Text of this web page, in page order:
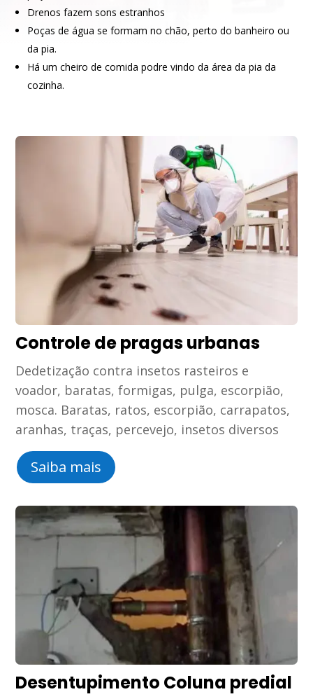
Drenos fazem sons estranhos
Poças de água se formam no chão, perto do banheiro ou
da pia.
Há um cheiro de comida podre vindo da área da pia da
cozinha.
Controle de pragas urbanas
Dedetização contra insetos rasteiros e
voador, baratas, formigas, pulga, escorpião,
mosca. Baratas, ratos, escorpião, carrapatos,
aranhas, traças, percevejo, insetos diversos
Saiba mais
Desentupimento Coluna predial